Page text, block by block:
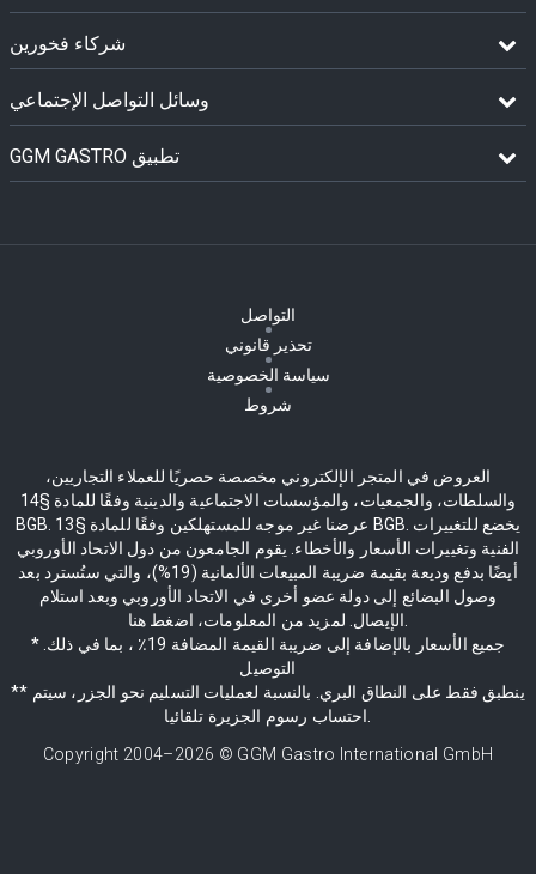
شركاء فخورين
وسائل التواصل الإجتماعي
GGM GASTRO تطبيق
التواصل
تحذير قانوني
سياسة الخصوصية
شروط
العروض في المتجر الإلكتروني مخصصة حصريًا للعملاء التجاريين،
والسلطات، والجمعيات، والمؤسسات الاجتماعية والدينية وفقًا للمادة §14
BGB. عرضنا غير موجه للمستهلكين وفقًا للمادة §13 BGB. يخضع للتغييرات
الفنية وتغييرات الأسعار والأخطاء. يقوم الجامعون من دول الاتحاد الأوروبي
أيضًا بدفع وديعة بقيمة ضريبة المبيعات الألمانية (19%)، والتي ستُسترد بعد
وصول البضائع إلى دولة عضو أخرى في الاتحاد الأوروبي وبعد استلام
* جميع الأسعار بالإضافة إلى ضريبة القيمة المضافة 19٪ ، بما في ذلك.
التوصيل
** ينطبق فقط على النطاق البري. بالنسبة لعمليات التسليم نحو الجزر، سيتم
Copyright 2004–2026 © GGM Gastro International GmbH